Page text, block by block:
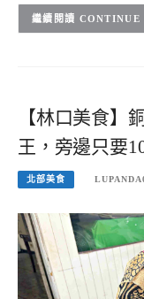
CONTINUE
【林口美食】
王，旁邊只要
北部美食